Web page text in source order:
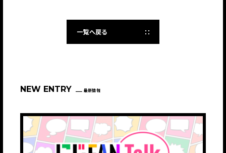
一覧へ戻る
NEW ENTRY 最新情報